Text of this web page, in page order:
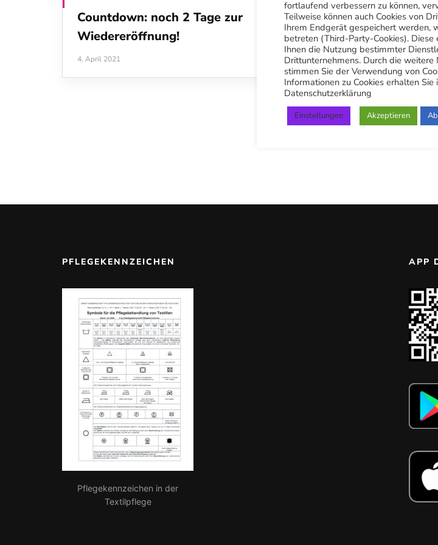
Countdown: noch 2 Tage zur
Wiedereröffnung!
4. April 2021
PFLEGEKENNZEICHEN
Pflegekennzeichen in der
Textilpflege
APP
fortlaufend verbessern zu können,
Teilweise können auch Cookies von
Ihrem Endgerät gespeichert werden,
betreten (Third-Party-Cookies). Diese
Ihnen die Nutzung bestimmter
Drittunternehmens. Durch die
stimmen Sie der Verwendung von
Informationen zu Cookies erhalten Sie
Datenschutzerklärung
Einstellungen Akzeptieren